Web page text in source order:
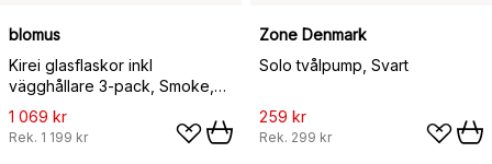
blomus
Kirei glasflaskor inkl
vägghållare 3-pack, Smoke,
monteras med skruv
1 069 kr
Rek. 1 199 kr
Zone Denmark
Solo tvålpump, Svart
259 kr
Rek. 299 kr